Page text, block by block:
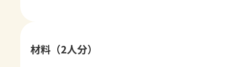
材料（2人分）